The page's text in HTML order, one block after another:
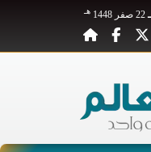
22 صفر 1448 هـ